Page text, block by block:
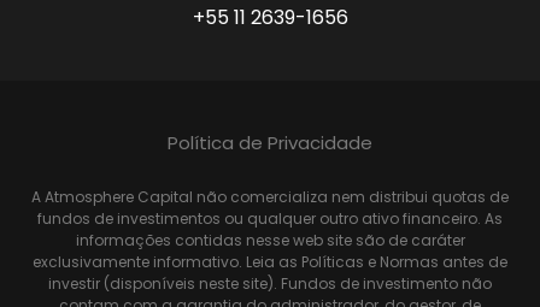
+55 11 2639-1656
Política de Privacidade
A Atmosphere Capital não comercializa nem distribui quotas de
fundos de investimentos ou qualquer outro ativo financeiro. As
informações contidas nesse web site são de caráter
exclusivamente informativo. Leia as Políticas e Normas antes de
investir (disponíveis neste site). Fundos de investimento não